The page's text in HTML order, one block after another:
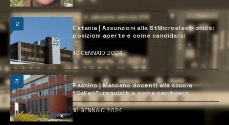
2
Catania | Assunzioni alla StMicroelectronics:
posizioni aperte e come candidarsi
12 GENNAIO 2024
3
Pachino | Mancano docenti alla scuola
“Calleri”: requisiti e come candidarsi
18 GENNAIO 2024